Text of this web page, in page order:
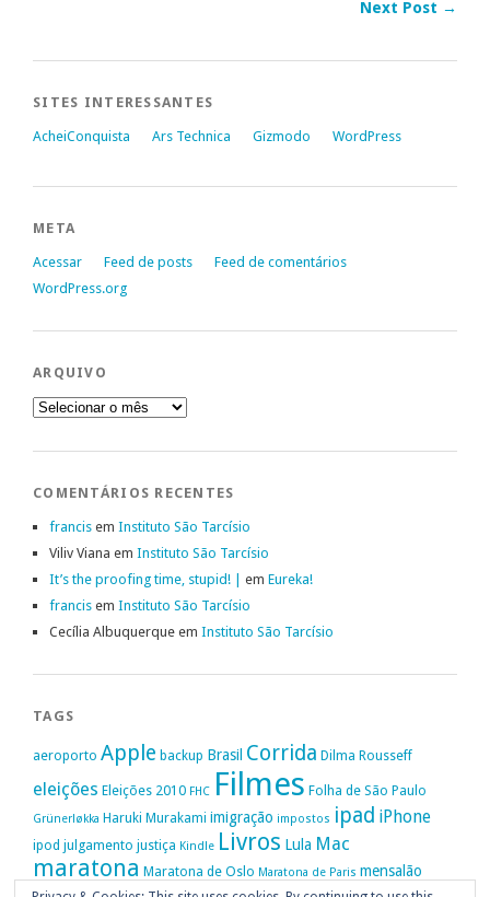
Next Post →
SITES INTERESSANTES
AcheiConquista Ars Technica Gizmodo WordPress
META
Acessar Feed de posts
Feed de comentários
WordPress.org
ARQUIVO
Arquivo
COMENTÁRIOS RECENTES
francis em Instituto São Tarcísio
Viliv Viana em Instituto São Tarcísio
It’s the proofing time, stupid! | em Eureka!
francis em Instituto São Tarcísio
Cecília Albuquerque em Instituto São Tarcísio
TAGS
aeroporto Apple backup Brasil Corrida Dilma Rousseff
eleições Eleições 2010 FHC Filmes Folha de São Paulo
Grünerløkka Haruki Murakami imigração impostos ipad iPhone
ipod julgamento justiça Kindle Livros Lula Mac
maratona Maratona de Oslo Maratona de Paris mensalão